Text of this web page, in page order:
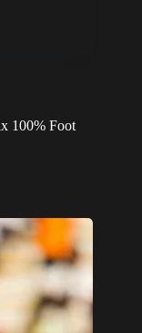
100% Foot